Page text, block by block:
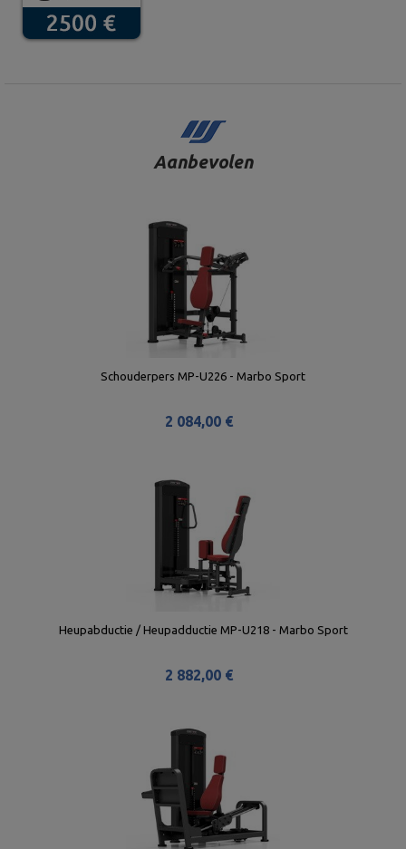
Aanbevolen
Schouderpers MP-U226 - Marbo Sport
2 084,00 €
Heupabductie / Heupadductie MP-U218 - Marbo Sport
2 882,00 €